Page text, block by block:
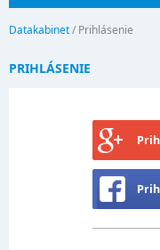
Datakabinet/ Prihlásenie
PRIHLÁSENIE